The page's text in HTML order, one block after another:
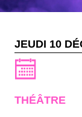
JEUDI 10
THÉÂTRE